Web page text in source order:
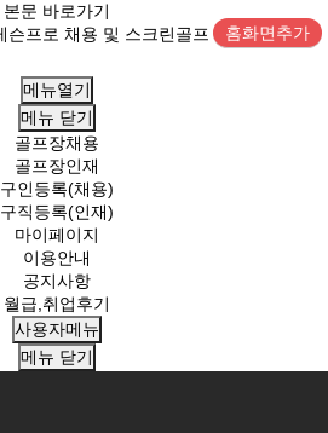
본문 바로가기
홈화면추가
메뉴열기
메뉴 닫기
골프장채용
골프장인재
구인등록(채용)
구직등록(인재)
마이페이지
이용안내
공지사항
월급,취업후기
사용자메뉴
메뉴 닫기